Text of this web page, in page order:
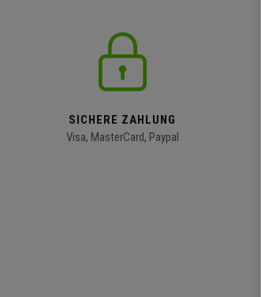
SICHERE ZAHLUNG
Visa, MasterCard, Paypal